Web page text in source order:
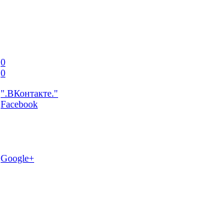
0
0
".ВКонтакте."
Facebook
Google+